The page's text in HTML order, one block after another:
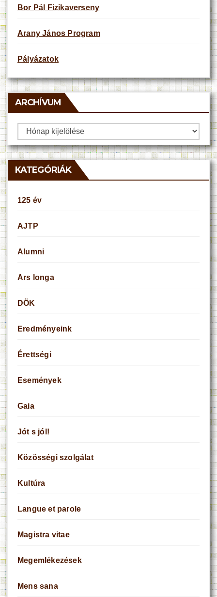
Bor Pál Fizikaverseny
Arany János Program
Pályázatok
ARCHÍVUM
Archívum
KATEGÓRIÁK
125 év
AJTP
Alumni
Ars longa
DÖK
Eredményeink
Érettségi
Események
Gaia
Jót s jól!
Közösségi szolgálat
Kultúra
Langue et parole
Magistra vitae
Megemlékezések
Mens sana